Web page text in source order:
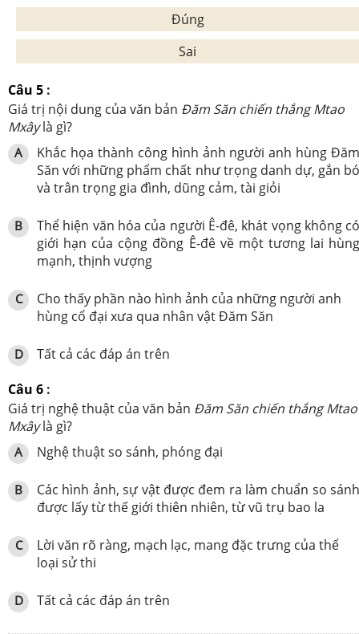
Đúng
Sai
Câu 5 :
Giá trị nội dung của văn bản Đăm Săn chiến thắng Mtao
Mxâylà gì?
A
Khắc họa thành công hình ảnh người anh hùng
Săn với những phẩm chất như trọng danh dự, gắn
và trân trọng gia đình, dũng cảm, tài giỏi
B Thể hiện văn hóa của người Ê-đê, khát vọng không
giới hạn của cộng đồng Ê-đê về một tương lai
mạnh, thịnh vượng
C
Cho thấy phần nào hình ảnh của những người anh
hùng cổ đại xưa qua nhân vật Đăm Săn
D
Tất cả các đáp án trên
Câu 6 :
Giá trị nghệ thuật của văn bản Đăm Săn chiến thắng Mtao
Mxâylà gì?
A Nghệ thuật so sánh, phóng đại
B
Các hình ảnh, sự vật được đem ra làm chuẩn so
được lấy từ thế giới thiên nhiên, từ vũ trụ bao la
C
Lời văn rõ ràng, mạch lạc, mang đặc trưng của thể
loại sử thi
D Tất cả các đáp án trên